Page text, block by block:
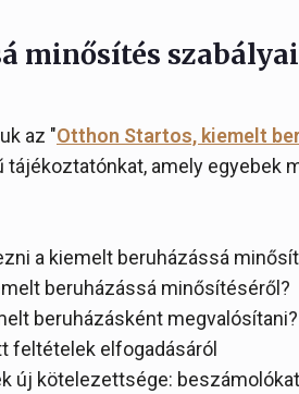
minősítés szabályai
az "Otthon Startos, kiemelt
tájékoztatónkat, amely egyebek
a kiemelt beruházássá
beruházássá minősítéséről?
beruházásként megvalósítani?
feltételek elfogadásáról
új kötelezettsége: